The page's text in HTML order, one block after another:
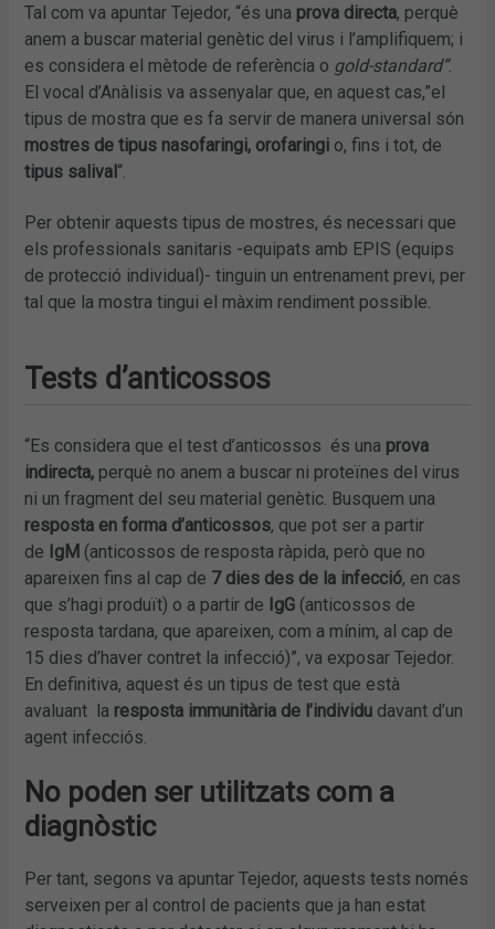
Tal com va apuntar Tejedor, “és una prova directa, perquè
anem a buscar material genètic del virus i l’amplifiquem; i
es considera el mètode de referència o gold-standard”.
El vocal d’Anàlisis va assenyalar que, en aquest cas,”el
tipus de mostra que es fa servir de manera universal són
mostres de tipus nasofaringi, orofaringi o, fins i tot, de
tipus salival“.
Per obtenir aquests tipus de mostres, és necessari que
els professionals sanitaris -equipats amb EPIS (equips
de protecció individual)- tinguin un entrenament previ, per
tal que la mostra tingui el màxim rendiment possible.
Tests d’anticossos
“Es considera que el test d’anticossos és una prova
indirecta, perquè no anem a buscar ni proteïnes del virus
ni un fragment del seu material genètic. Busquem una
resposta en forma d’anticossos, que pot ser a partir
de IgM (anticossos de resposta ràpida, però que no
apareixen fins al cap de 7 dies des de la infecció, en cas
que s’hagi produït) o a partir de IgG (anticossos de
resposta tardana, que apareixen, com a mínim, al cap de
15 dies d’haver contret la infecció)”, va exposar Tejedor.
En definitiva, aquest és un tipus de test que està
avaluant la resposta immunitària de l’individu davant d’un
agent infecciós.
No poden ser utilitzats com a
diagnòstic
Per tant, segons va apuntar Tejedor, aquests tests només
serveixen per al control de pacients que ja han estat